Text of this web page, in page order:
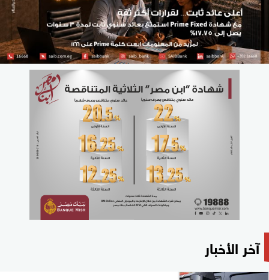
آخر الأخبار